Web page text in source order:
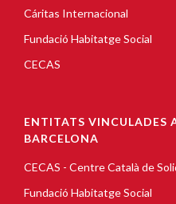
Cáritas Internacional
Fundació Habitatge Social
CECAS
ENTITATS VINCULADES
BARCELONA
CECAS - Centre Català de
Fundació Habitatge Social